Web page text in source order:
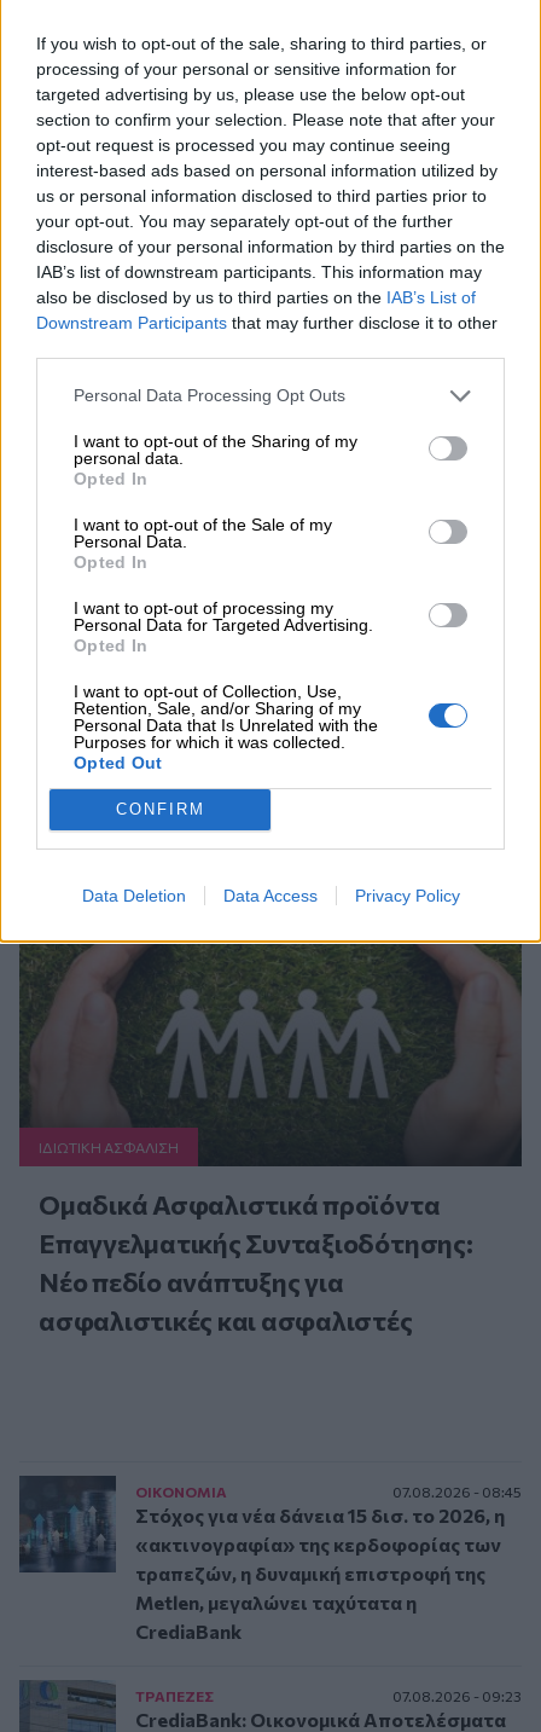
If you wish to opt-out of the sale, sharing to third parties, or
processing of your personal or sensitive information for
targeted advertising by us, please use the below opt-out
section to confirm your selection. Please note that after your
opt-out request is processed you may continue seeing
interest-based ads based on personal information utilized by
us or personal information disclosed to third parties prior to
your opt-out. You may separately opt-out of the further
disclosure of your personal information by third parties on the
IAB’s list of downstream participants. This information may
also be disclosed by us to third parties on the IAB’s List of
Downstream Participants that may further disclose it to other
Personal Data Processing Opt Outs
I want to opt-out of the Sharing of my
personal data.
Opted In
I want to opt-out of the Sale of my
Personal Data.
Opted In
I want to opt-out of processing my
Personal Data for Targeted Advertising.
Opted In
I want to opt-out of Collection, Use,
Retention, Sale, and/or Sharing of my
Personal Data that Is Unrelated with the
Purposes for which it was collected.
Opted Out
CONFIRM
Data Deletion Data Access Privacy Policy
Στέλιος Λιανός – INTERAMERICAN / Αθηναϊκή Γενική Κλινική
06.08.2026 - 08:40
Η γαλλική «ψήφος» στο «καλώδιο» και τα συμφέροντα, οι
ελληνικές τράπεζες «πρωταθλήτριες» στα δάνεια, νέο deal
Βαρδινογιάννη- Εξάρχου και ο διπλασιασμός των κερδών της
05.08.2026
Randy Schekman, Νομπελίστας Ιατρικής: «Σε πέντε χρόνια
μπορεί να έχουμε θεραπεία που αναστέλλει την εξέλιξη του
Ε.Ε και παράνομη μετανάστευση: προτάσεις και δράσεις με
05.08.2026
Αντώνης Βουκλαρής - «ΕΡΡΙΚΟΣ ΝΤΥΝΑΝ»
05.08.2026
Η νέα εποχή στην εκπαίδευση των ασφαλιστικών
ΙΔΙΩΤΙΚΗ ΑΣΦAΛΙΣΗ
Ομαδικά Ασφαλιστικά προϊόντα
Επαγγελματικής Συνταξιοδότησης:
Νέο πεδίο ανάπτυξης για
ασφαλιστικές και ασφαλιστές
ΟΙΚΟΝΟΜΙΑ 07.08.2026 - 08:45
Στόχος για νέα δάνεια 15 δισ. το 2026, η
«ακτινογραφία» της κερδοφορίας των
τραπεζών, η δυναμική επιστροφή της
Metlen, μεγαλώνει ταχύτατα η
CrediaBank
ΤΡAΠΕΖΕΣ 07.08.2026 - 09:23
CrediaBank: Οικονομικά Αποτελέσματα